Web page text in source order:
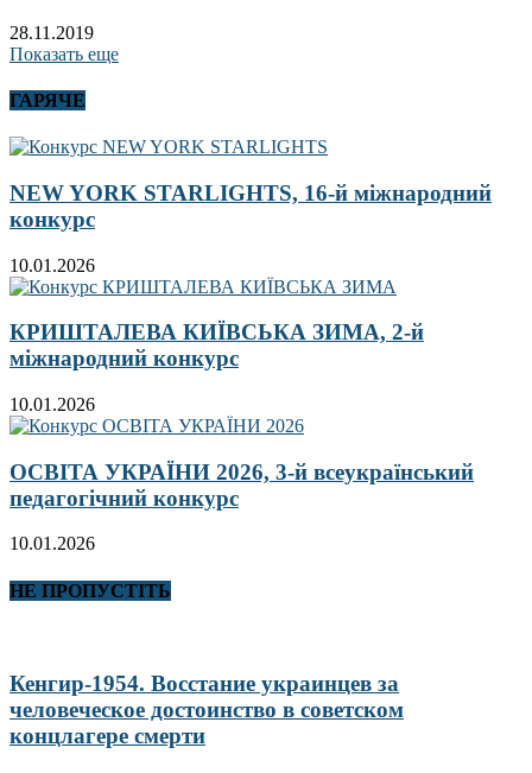
28.11.2019
Показать еще
ГАРЯЧЕ
NEW YORK STARLIGHTS, 16-й міжнародний
конкурс
10.01.2026
КРИШТАЛЕВА КИЇВСЬКА ЗИМА, 2-й
міжнародний конкурс
10.01.2026
ОСВІТА УКРАЇНИ 2026, 3-й всеукраїнський
педагогічний конкурс
10.01.2026
НЕ ПРОПУСТІТЬ
Кенгир-1954. Восстание украинцев за
человеческое достоинство в советском
концлагере смерти